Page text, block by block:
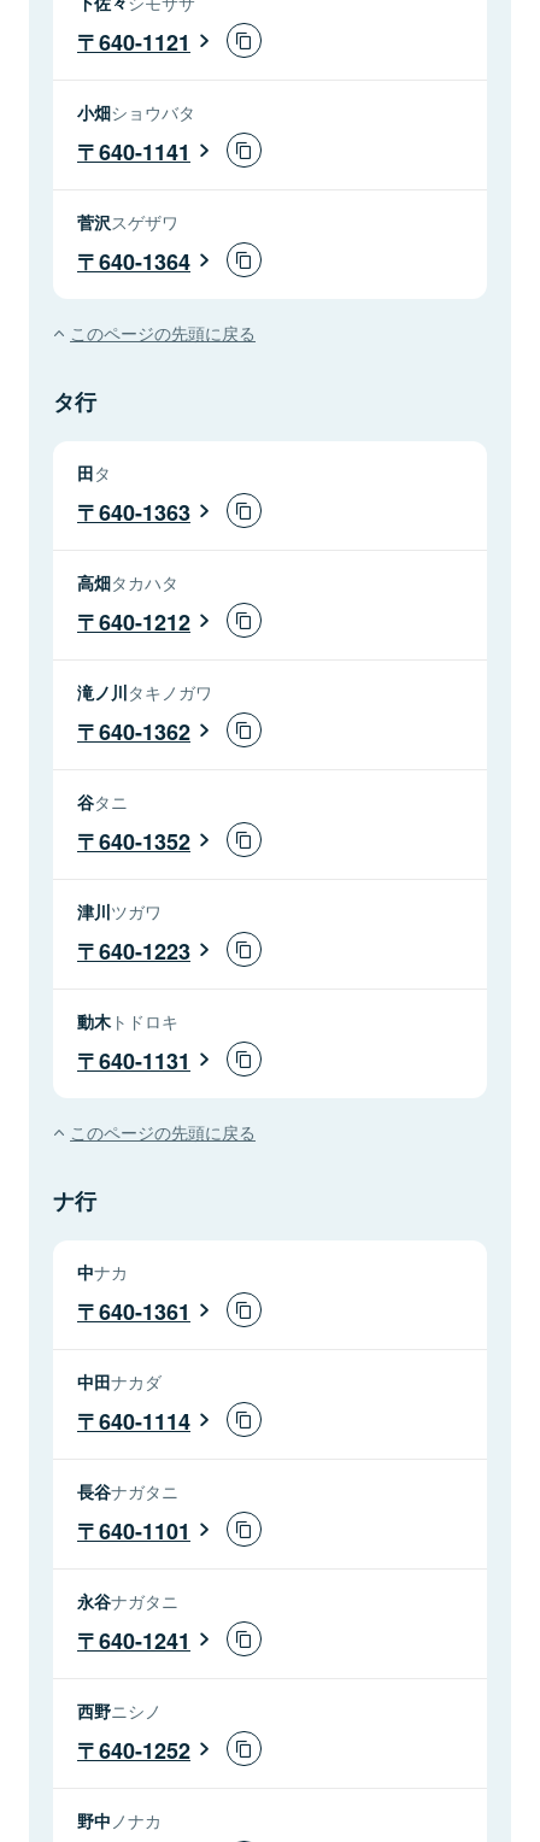
640-1121
小畑ショウバタ
640-1141
菅沢スゲザワ
640-1364
このページの先頭に戻る
タ行
田タ
640-1363
高畑タカハタ
640-1212
滝ノ川タキノガワ
640-1362
谷タニ
640-1352
津川ツガワ
640-1223
動木トドロキ
640-1131
このページの先頭に戻る
ナ行
中ナカ
640-1361
中田ナカダ
640-1114
長谷ナガタニ
640-1101
永谷ナガタニ
640-1241
西野ニシノ
640-1252
野中 ノナカ